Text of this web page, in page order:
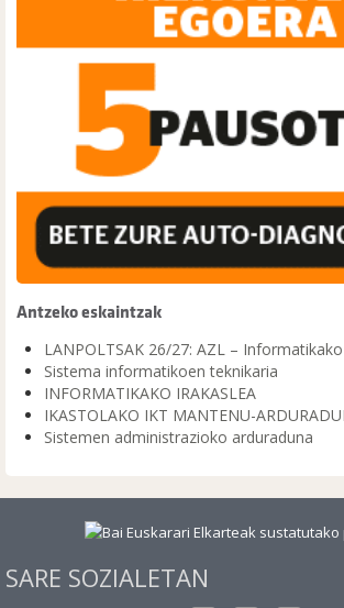
Antzeko eskaintzak
LANPOLTSAK 26/27: AZL –
Sistema informatikoen teknikaria
INFORMATIKAKO IRAKASLEA
IKASTOLAKO IKT MANTENU-
Sistemen administrazioko arduraduna
SARE SOZIALETAN